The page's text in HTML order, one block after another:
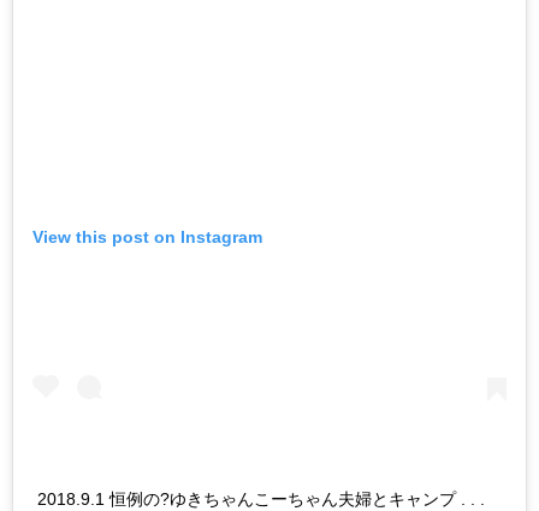
View this post on Instagram
2018.9.1 恒例の?ゆきちゃんこーちゃん夫婦とキャンプ . . .